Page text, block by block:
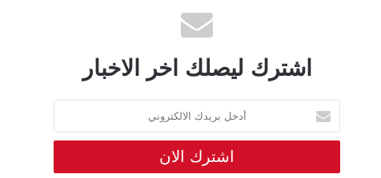
اشترك ليصلك اخر الاخبار
أدخل
بريدك
الالكتروني